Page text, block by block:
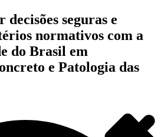
seguras e
normativos com a
do Brasil em
e Patologia das